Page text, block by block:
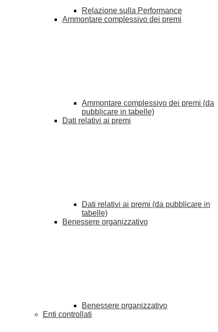
Relazione sulla Performance
Ammontare complessivo dei premi
Ammontare complessivo dei premi (da
pubblicare in tabelle)
Dati relativi ai premi
Dati relativi ai premi (da pubblicare in
tabelle)
Benessere organizzativo
Benessere organizzativo
Enti controllati